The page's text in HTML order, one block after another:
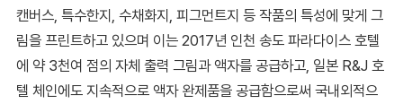
캔버스, 특수한지, 수채화지, 피그먼트지 등 작품의 특성에 맞게 그
림을 프린트하고 있으며 이는 2017년 인천 송도 파라다이스 호텔
에 약 3천여 점의 자체 출력 그림과 액자를 공급하고, 일본 R&J 호
텔 체인에도 지속적으로 액자 완제품을 공급함으로써 국내외적으